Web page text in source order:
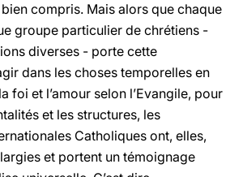
compris. Mais alors que chaque
groupe particulier de chrétiens -
diverses - porte cette
dans les choses temporelles en
foi et l’amour selon l’Evangile, pour
et les structures, les
Catholiques ont, elles,
et portent un témoignage